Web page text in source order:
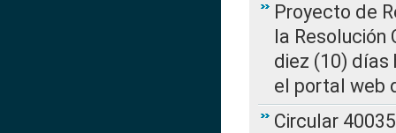
Proyecto de
la Resolución
diez (10) días
el portal web
Circular